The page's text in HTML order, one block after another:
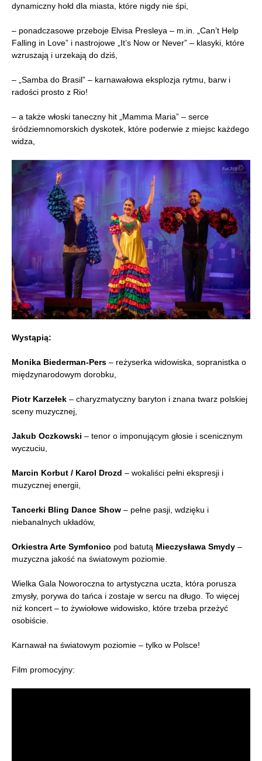
dynamiczny hołd dla miasta, które nigdy nie śpi,
– ponadczasowe przeboje Elvisa Presleya – m.in. „Can’t Help
Falling in Love” i nastrojowe „It’s Now or Never” – klasyki, które
wzruszają i urzekają do dziś,
– „Samba do Brasil” – karnawałowa eksplozja rytmu, barw i
radości prosto z Rio!
– a także włoski taneczny hit „Mamma Maria” – serce
śródziemnomorskich dyskotek, które poderwie z miejsc każdego
widza,
Wystąpią:
Monika Biederman-Pers – reżyserka widowiska, sopranistka o
międzynarodowym dorobku,
Piotr Karzełek – charyzmatyczny baryton i znana twarz polskiej
sceny muzycznej,
Jakub Oczkowski – tenor o imponującym głosie i scenicznym
wyczuciu,
Marcin Korbut / Karol Drozd – wokaliści pełni ekspresji i
muzycznej energii,
Tancerki Bling Dance Show – pełne pasji, wdzięku i
niebanalnych układów,
Orkiestra Arte Symfonico pod batutą Mieczysława Smydy –
muzyczna jakość na światowym poziomie.
Wielka Gala Noworoczna to artystyczna uczta, która porusza
zmysły, porywa do tańca i zostaje w sercu na długo. To więcej
niż koncert – to żywiołowe widowisko, które trzeba przeżyć
osobiście.
Karnawał na światowym poziomie – tylko w Polsce!
Film promocyjny: